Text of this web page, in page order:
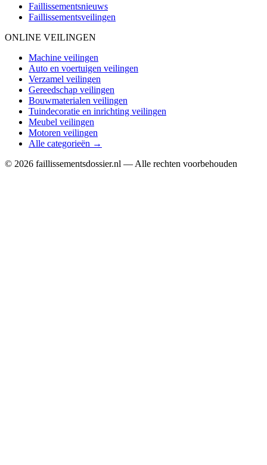
Faillissementsnieuws
Faillissementsveilingen
ONLINE VEILINGEN
Machine veilingen
Auto en voertuigen veilingen
Verzamel veilingen
Gereedschap veilingen
Bouwmaterialen veilingen
Tuindecoratie en inrichting veilingen
Meubel veilingen
Motoren veilingen
Alle categorieën →
© 2026 faillissementsdossier.nl — Alle rechten voorbehouden